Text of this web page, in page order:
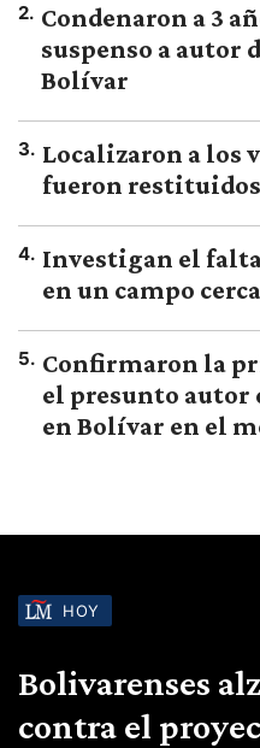
2. Condenaron a 3
suspenso a autor
Bolívar
3. Localizaron a los
fueron restituidos
4. Investigan el
en un campo
5. Confirmaron la
el presunto autor
en Bolívar en el
HOY
Bolivarenses
contra el